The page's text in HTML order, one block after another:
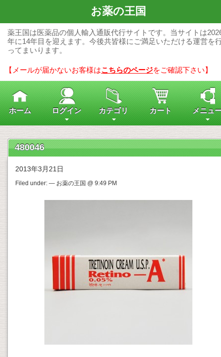
お薬の王国
薬王国は医薬品の個人輸入通販代行サイトです。当サイトは
年に14年目を迎えます。今後共皆様にご満足いただける運営を
ってまいります。
【メールが届かないお客様はこちらのページをご確認下さい】
ホーム ログイン カテゴリ カート メニュ
480046
2013年3月21日
Filed under: — お薬の王国 @ 9:49 PM